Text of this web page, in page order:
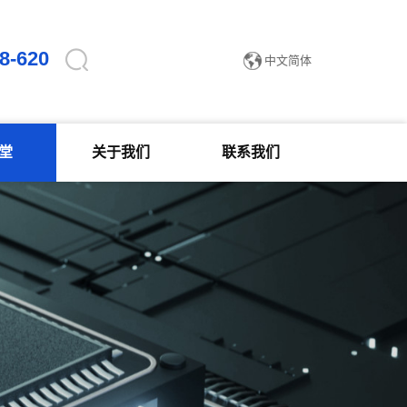
620 中文简体
简体中文
关于我们 联系我们